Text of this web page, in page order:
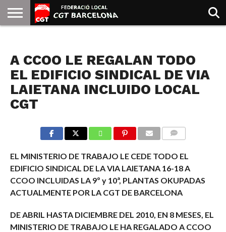
GOLDMAN
A CCOO LE REGALAN TODO
EL EDIFICIO SINDICAL DE VIA
LAIETANA INCLUIDO LOCAL
CGT
EL MINISTERIO DE TRABAJO LE CEDE TODO EL
EDIFICIO SINDICAL DE LA VIA LAIETANA 16-18 A
CCOO INCLUIDAS LA 9º y 10ª, PLANTAS OKUPADAS
ACTUALMENTE POR LA CGT DE BARCELONA
DE ABRIL HASTA DICIEMBRE DEL 2010, EN 8 MESES, EL
MINISTERIO DE TRABAJO LE HA REGALADO A CCOO